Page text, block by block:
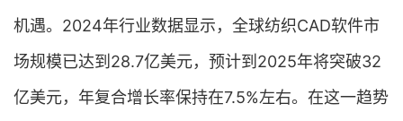
机遇。2024年行业数据显示，全球纺织CAD软件市
场规模已达到28.7亿美元，预计到2025年将突破32
亿美元，年复合增长率保持在7.5%左右。在这一趋势